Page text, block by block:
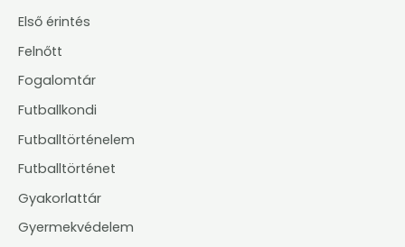
Első érintés
Felnőtt
Fogalomtár
Futballkondi
Futballtörténelem
Futballtörténet
Gyakorlattár
Gyermekvédelem